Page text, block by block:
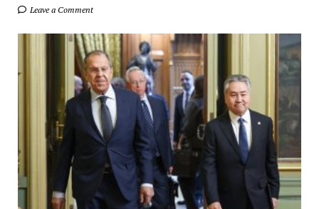
Leave a Comment